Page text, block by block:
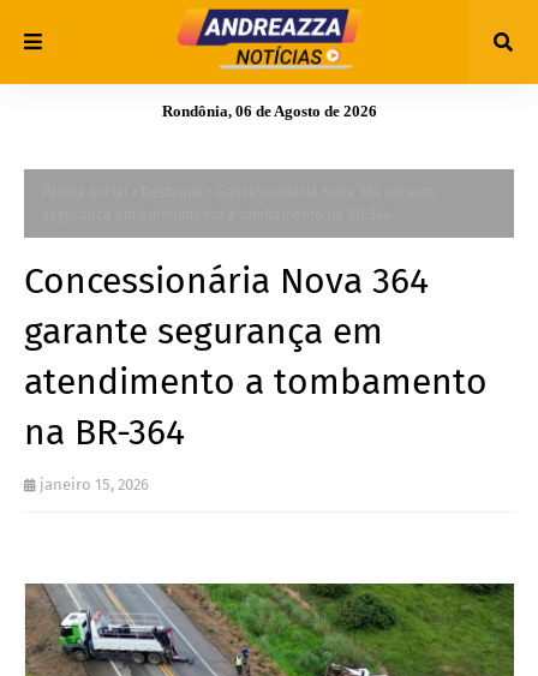
Rondônia, 06 de Agosto de 2026
Concessionária Nova 364
garante segurança em
atendimento a tombamento
na BR-364
janeiro 15, 2026